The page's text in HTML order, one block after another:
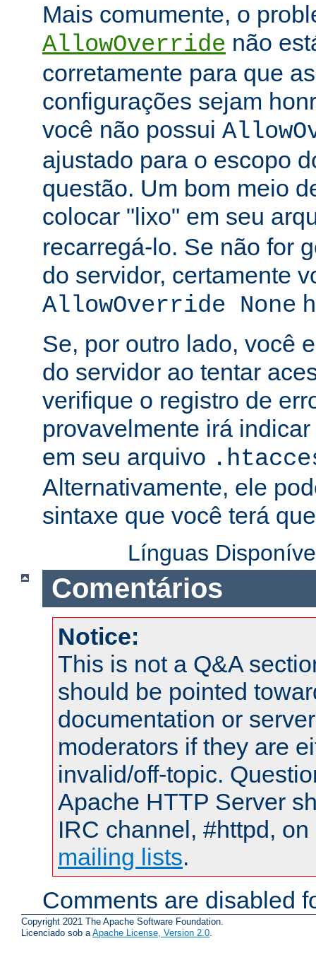
Mais comumente, o
AllowOverride não
corretamente para que
configurações sejam
você não possui
ajustado para o escopo
questão. Um bom meio
colocar "lixo" em seu
recarregá-lo. Se não for
do servidor, certamente
AllowOverride None
Se, por outro lado, você
do servidor ao tentar
verifique o registro de
provavelmente irá
em seu arquivo
Alternativamente, ele
sintaxe que você terá
Línguas
Comentários
Notice:
This is not a Q&A
should be pointed
documentation or
moderators if they are
invalid/off-topic.
Apache HTTP Server
IRC channel, #httpd,
mailing lists.
Comments are disabled
Copyright 2021 The Apache Software Foundation.
Licenciado sob aApache License, Version 2.0.